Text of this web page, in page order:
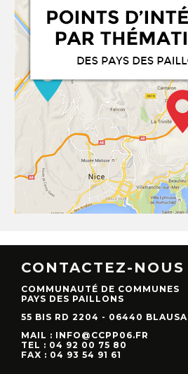
CONTACTEZ-NOUS
COMMUNAUTÉ DE COMMUNES
PAYS DES PAILLONS
55 BIS RD 2204 - 06440
MAIL : INFO@CCPP06.FR
TEL : 04 92 00 75 80
FAX : 04 93 54 91 61